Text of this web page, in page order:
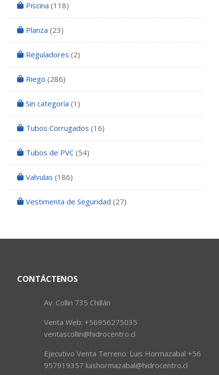
Piscina (118)
Planza (23)
Reguladores (2)
Riego (286)
Sin categoría (1)
Tubos Corrugados (16)
Tubos de PVC (54)
Valvulas (186)
Vestimenta de Seguridad (27)
CONTÁCTENOS
Av. Collin 735 Chillán
Venta Web: +56956275035
ventascollin@hidrocentro.cl
Ejecutivo Venta Terreno: Luis Hormazabal +56
957919357 luishormazabal@hidrocentro.cl